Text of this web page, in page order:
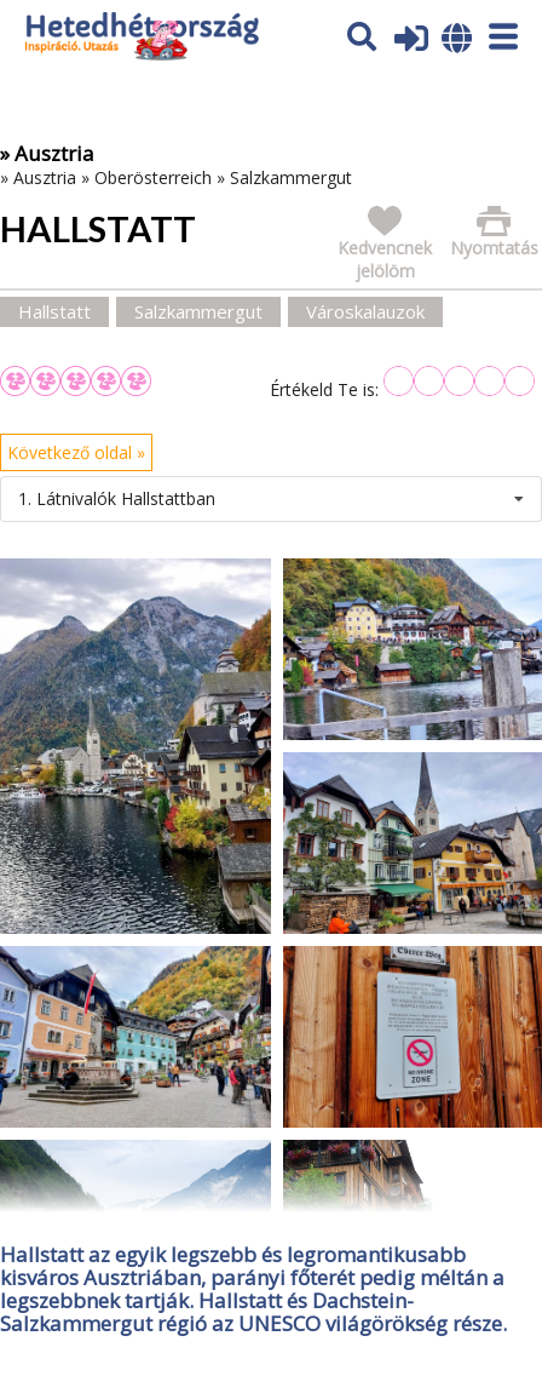
Az oldal sütiket (cookies) használ. További tájékoztatás itt:
Adatvédelmi tájékoztató
» Ausztria
» Ausztria » Oberösterreich » Salzkammergut
HALLSTATT Nyomtatás
Kedvencnek
jelölöm
Hallstatt Salzkammergut Városkalauzok
Értékeld Te is:
Következő oldal »
1. Látnivalók Hallstattban
Hallstatt az egyik legszebb és legromantikusabb
kisváros Ausztriában, parányi főterét pedig méltán a
legszebbnek tartják. Hallstatt és Dachstein-
Salzkammergut régió az UNESCO világörökség része.